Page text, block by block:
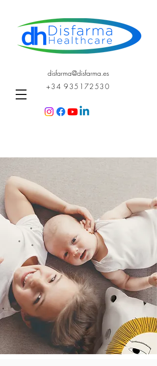
disfarma@disfarma.es
+34 935172530